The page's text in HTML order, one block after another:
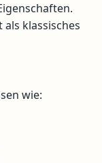
klassisches
wie: